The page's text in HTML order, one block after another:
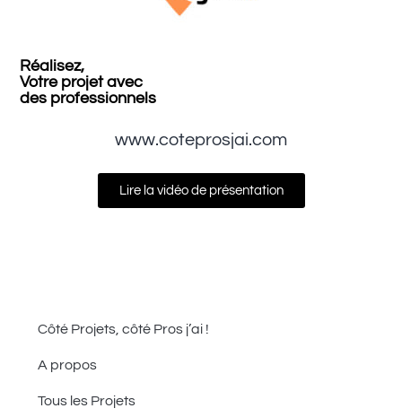
Réalisez,
Votre projet avec
des professionnels
www.coteprosjai.com
Lire la vidéo de présentation
Côté Projets, côté Pros j’ai !
A propos
Tous les Projets